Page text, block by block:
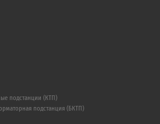
подстанции (КТП)
подстанция (БКТП)